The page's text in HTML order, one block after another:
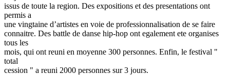
issus de toute la region. Des expositions et des presentations ont
permis a
une vingtaine d’artistes en voie de professionnalisation de se faire
connaitre. Des battle de danse hip-hop ont egalement ete organises
tous les
mois, qui ont reuni en moyenne 300 personnes. Enfin, le festival "
total
cession " a reuni 2000 personnes sur 3 jours.